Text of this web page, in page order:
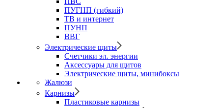
ПУГНП (гибкий)
ТВ и интернет
ПУНП
ВВГ
Электрические щиты
Счетчики эл. энергии
Аксессуары для щитов
Электрические щиты, минибоксы
Жалюзи
Карнизы
Пластиковые карнизы